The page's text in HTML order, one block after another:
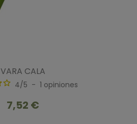
VARA CALA
4/5 - 1 opiniones
7,52 €